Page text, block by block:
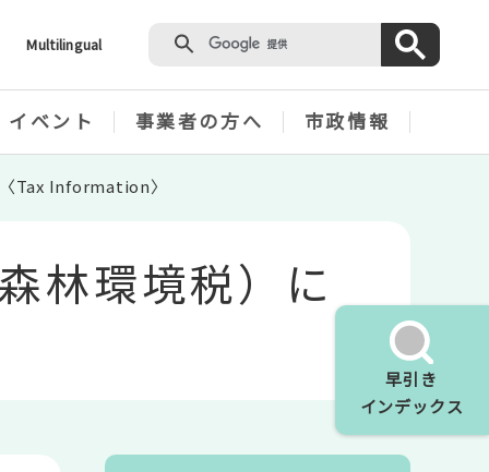
Multilingual
早引き
インデックス
イベント 事業者の方へ 市政情報
Tax Information〉
林環境税）に